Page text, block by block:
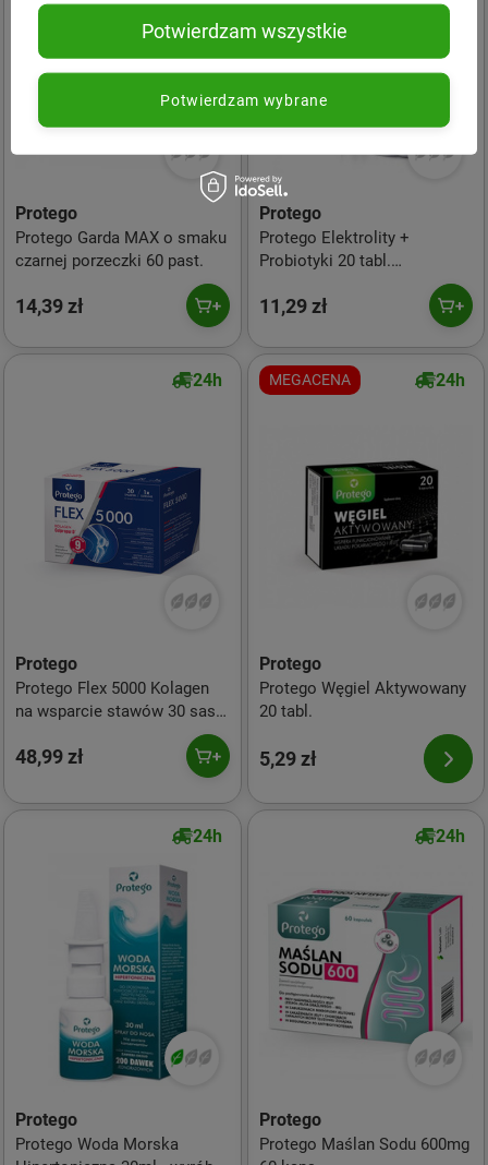
Protego
Protego Garda MAX o smaku
czarnej porzeczki 60 past.
14,39 zł
Protego
Protego Elektrolity +
Probiotyki 20 tabl.
11,29 zł
24h
Protego
Protego Flex 5000 Kolagen
na wsparcie stawów 30 sasz.
48,99 zł
MEGACENA 24h
Protego
Protego Węgiel Aktywowany
20 tabl.
5,29 zł
24h
Protego
Protego Woda Morska
24h
Protego
Protego Maślan Sodu 600mg
Potwierdzam wybrane
Potwierdzam wszystkie